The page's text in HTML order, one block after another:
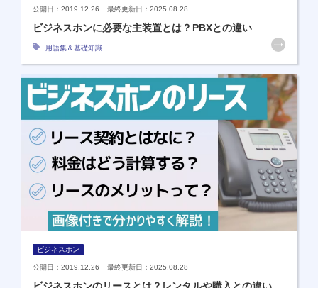
公開日：2019.12.26 最終更新日：2025.08.28
ビジネスホンに必要な主装置とは？PBXとの違い
用語集＆基礎知識
ビジネスホン
公開日：2019.12.26 最終更新日：2025.08.28
ビジネスホンのリースとは？レンタルや購入との違い、